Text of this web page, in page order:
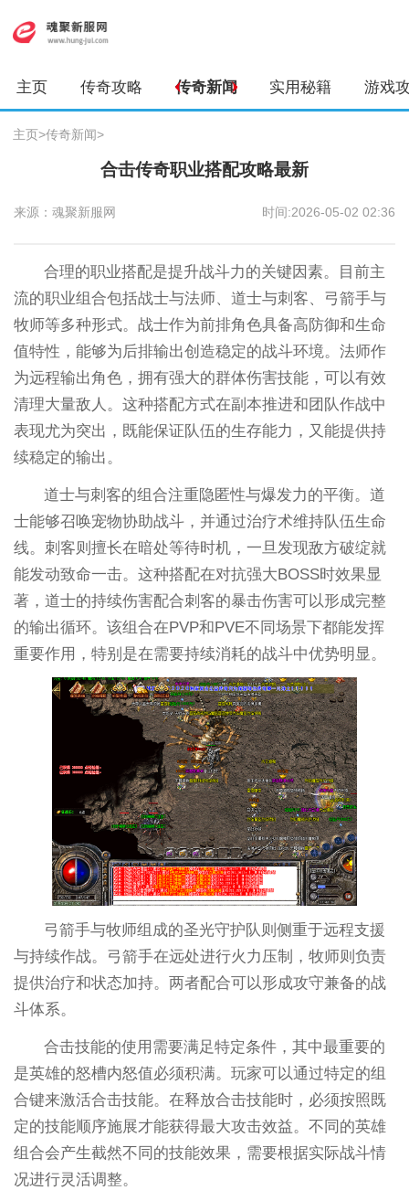
主页 传奇攻略 传奇新闻 实用秘籍 游戏
主页>传奇新闻>
合击传奇职业搭配攻略最新
来源：魂聚新服网 时间:2026-05-02 02:36
合理的职业搭配是提升战斗力的关键因素。目前主
流的职业组合包括战士与法师、道士与刺客、弓箭手与
牧师等多种形式。战士作为前排角色具备高防御和生命
值特性，能够为后排输出创造稳定的战斗环境。法师作
为远程输出角色，拥有强大的群体伤害技能，可以有效
清理大量敌人。这种搭配方式在副本推进和团队作战中
表现尤为突出，既能保证队伍的生存能力，又能提供持
续稳定的输出。
道士与刺客的组合注重隐匿性与爆发力的平衡。道
士能够召唤宠物协助战斗，并通过治疗术维持队伍生命
线。刺客则擅长在暗处等待时机，一旦发现敌方破绽就
能发动致命一击。这种搭配在对抗强大BOSS时效果显
著，道士的持续伤害配合刺客的暴击伤害可以形成完整
的输出循环。该组合在PVP和PVE不同场景下都能发挥
重要作用，特别是在需要持续消耗的战斗中优势明显。
弓箭手与牧师组成的圣光守护队则侧重于远程支援
与持续作战。弓箭手在远处进行火力压制，牧师则负责
提供治疗和状态加持。两者配合可以形成攻守兼备的战
斗体系。
合击技能的使用需要满足特定条件，其中最重要的
是英雄的怒槽内怒值必须积满。玩家可以通过特定的组
合键来激活合击技能。在释放合击技能时，必须按照既
定的技能顺序施展才能获得最大攻击效益。不同的英雄
组合会产生截然不同的技能效果，需要根据实际战斗情
况进行灵活调整。